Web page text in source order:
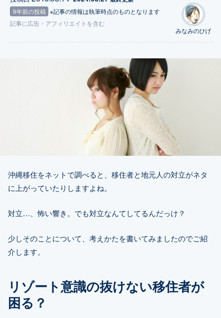
9年前の投稿 ※記事の情報は執筆時点のものとなります
記事に広告 ・アフィリエイトを含む
みなみのひげ
沖縄移住をネットで調べると、移住者と地元人の対立がネタ
に上がっていたりしますよね。
対立…、怖い響き。でも対立なんてしてるんだっけ？
少しそのことについて、考えかたを書いてみましたのでご紹
介します。
リゾート意識の抜けない移住者が
困る？